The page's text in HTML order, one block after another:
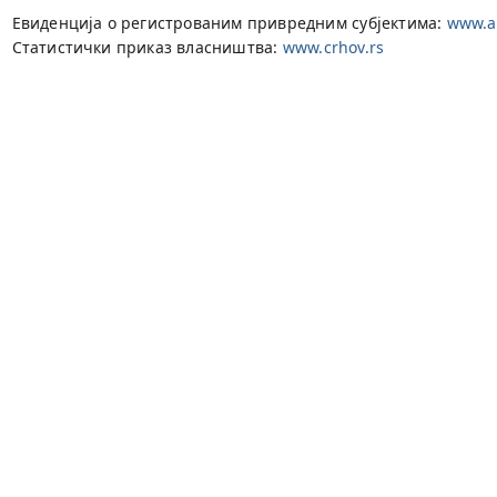
Евиденција о регистрованим привредним субјектима:
Статистички приказ власништва: www.crhov.rs